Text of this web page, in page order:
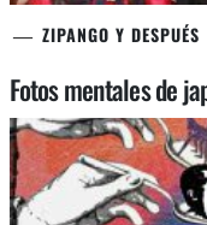
ZIPANGO Y DESPUÉS
Fotos mentales de